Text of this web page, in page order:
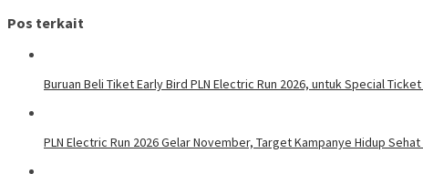
Pos terkait
Buruan Beli Tiket Early Bird PLN Electric Run 2026, untuk Special
PLN Electric Run 2026 Gelar November, Target Kampanye Hidup